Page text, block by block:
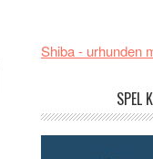
Shiba - urhunden
SPEL